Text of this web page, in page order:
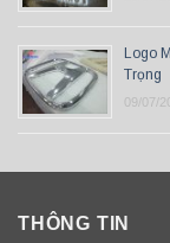
Logo
Trọng
09/07/
THÔNG TIN